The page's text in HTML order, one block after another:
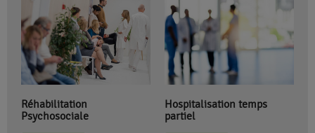
Réhabilitation
Psychosociale
Hospitalisation temps
partiel